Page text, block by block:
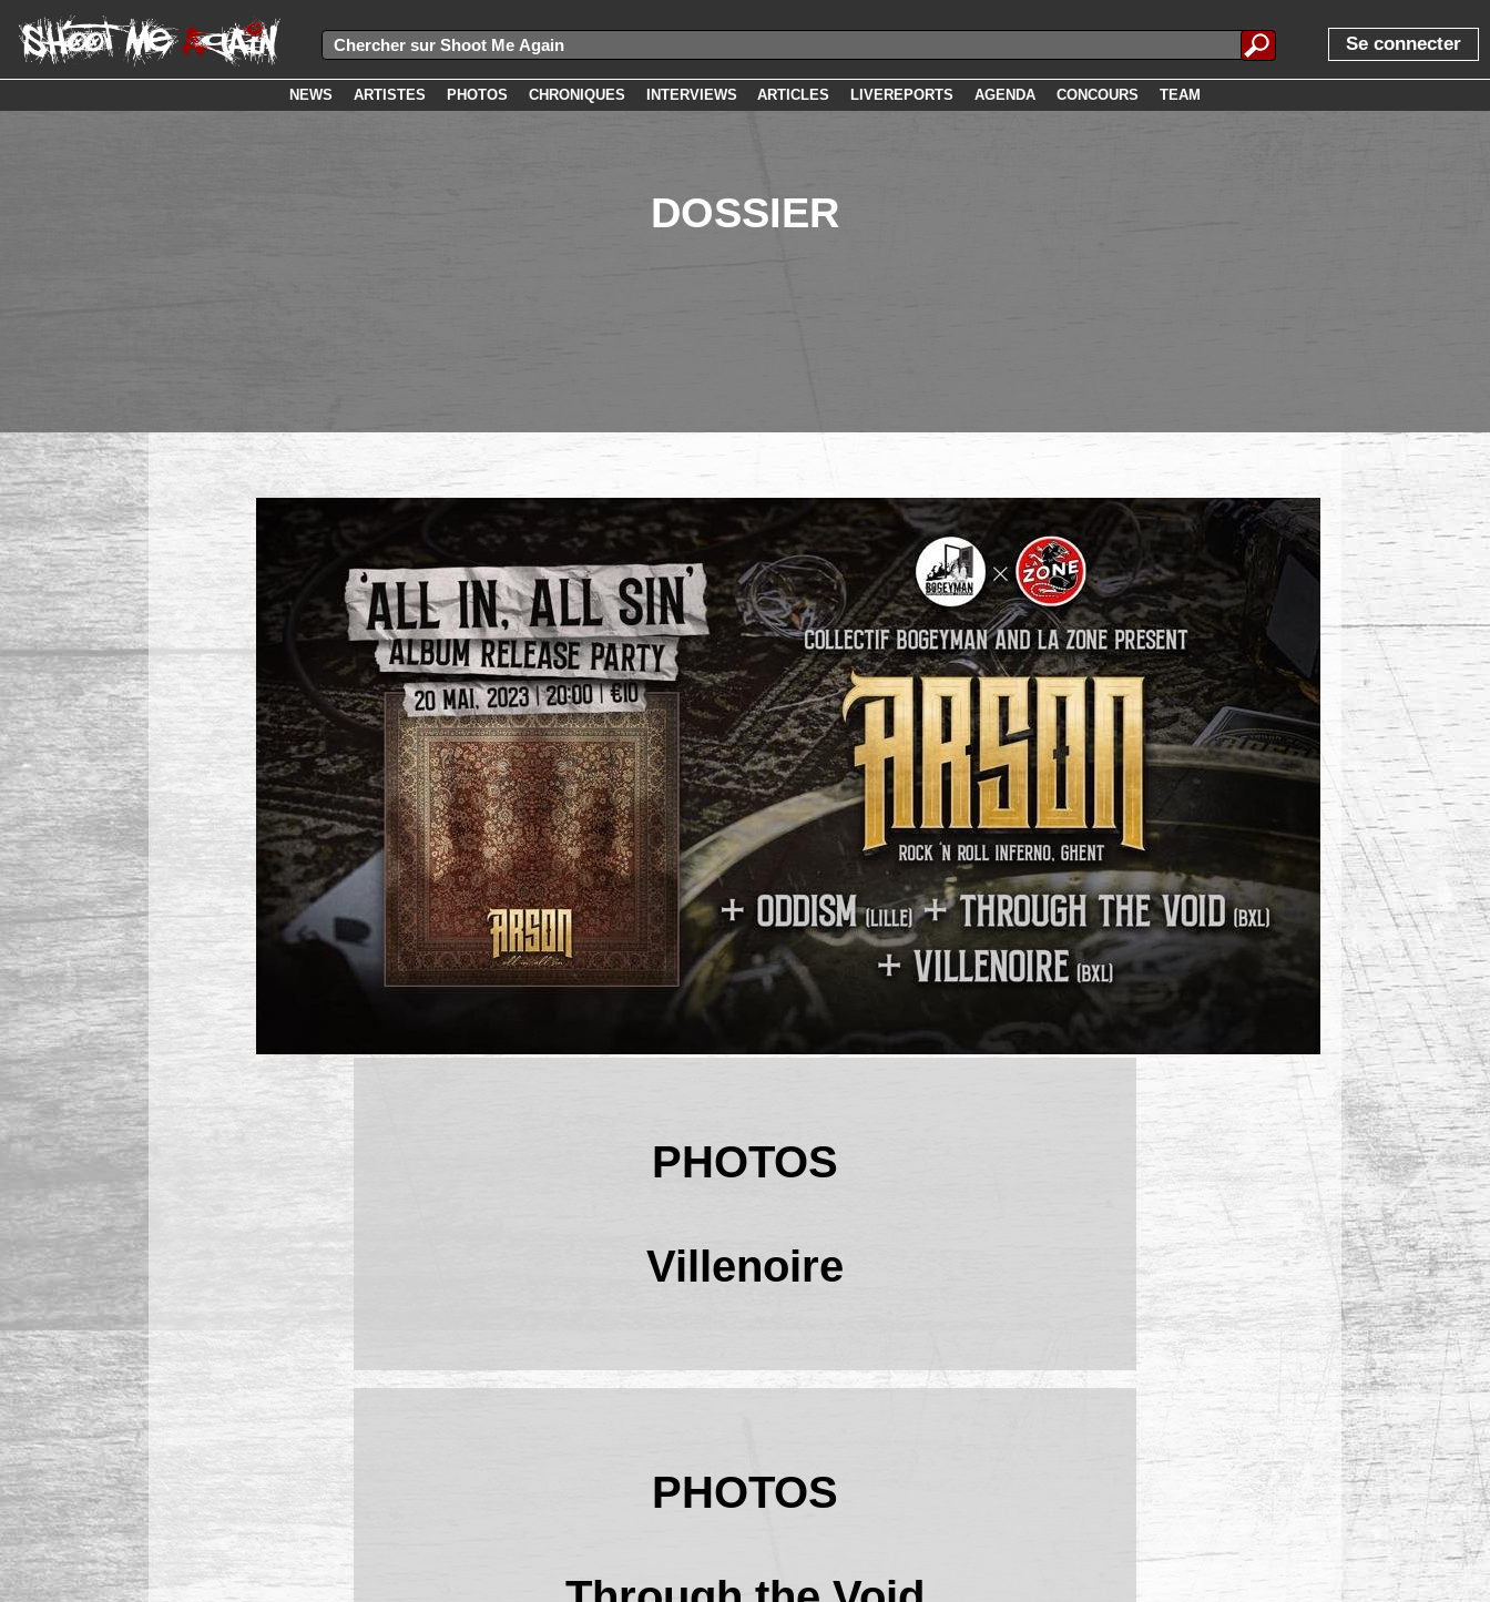
Se connecter
NEWS ARTISTES PHOTOS CHRONIQUES INTERVIEWS ARTICLES LIVEREPORTS AGENDA CONCOURS TEAM
DOSSIER
PHOTOS
Villenoire
PHOTOS